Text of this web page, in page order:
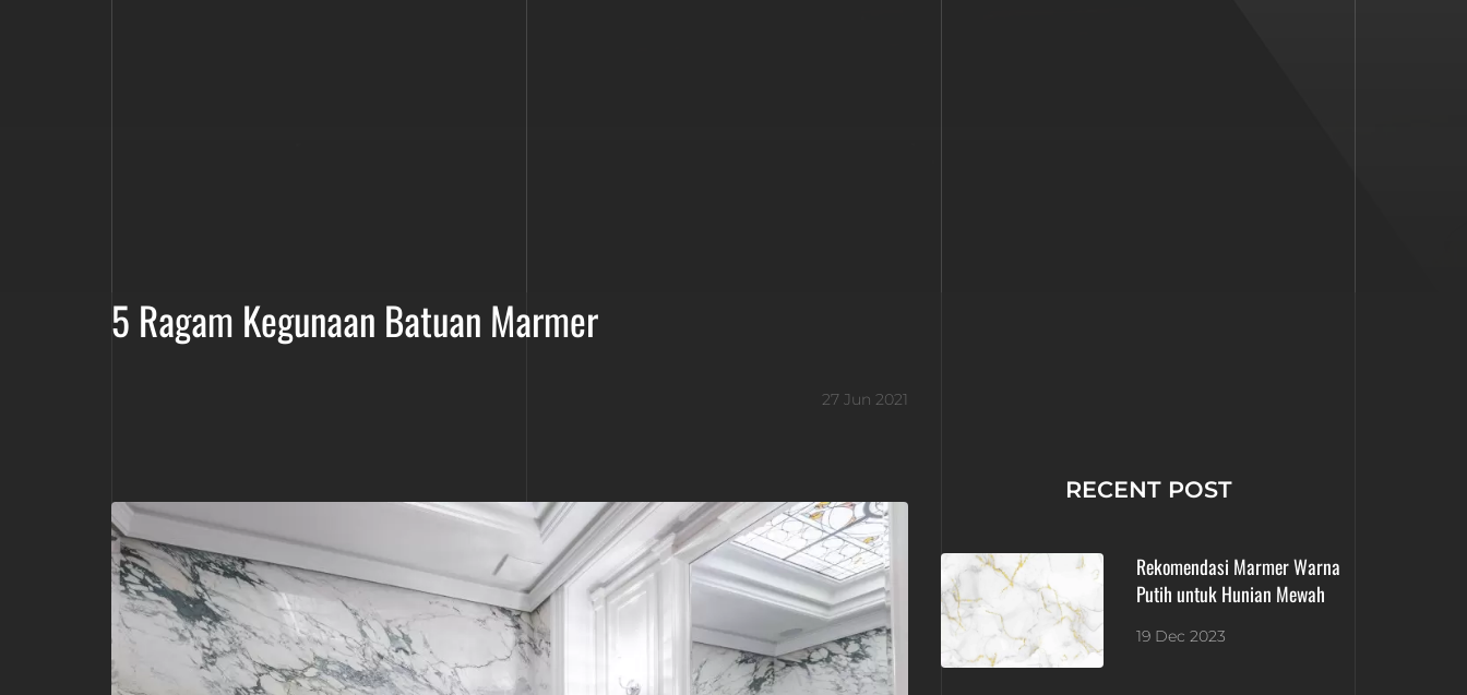
5 Ragam Kegunaan Batuan Marmer
27 Jun 2021
RECENT POST
Rekomendasi Marmer Warna
Putih untuk Hunian Mewah
19 Dec 2023